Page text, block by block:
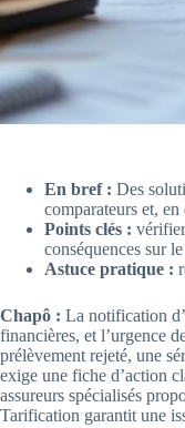
En bref : Des
comparateurs et,
Points clés :
conséquences sur le
Astuce pratique :
Chapô : La notification
financières, et l’urgence
prélèvement rejeté, une
exige une fiche d’action
assureurs spécialisés
Tarification garantit une